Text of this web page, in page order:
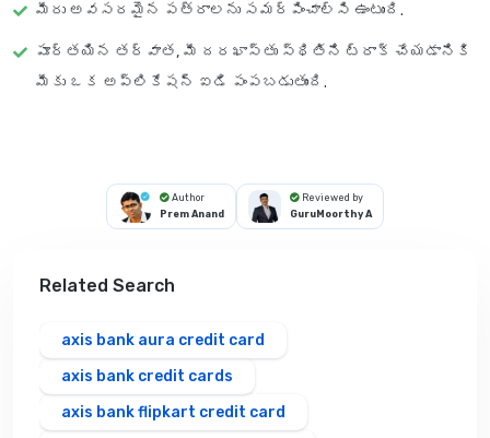
మీరు అవసరమైన పత్రాలను సమర్పించాల్సి ఉంటుంది.
పూర్తయిన తర్వాత, మీ దరఖాస్తు స్థితిని ట్రాక్ చేయడానికి
మీకు ఒక అప్లికేషన్ ఐడి పంపబడుతుంది.
Author
Prem Anand
Reviewed by
GuruMoorthy A
Related Search
axis bank aura credit card
axis bank credit cards
axis bank flipkart credit card